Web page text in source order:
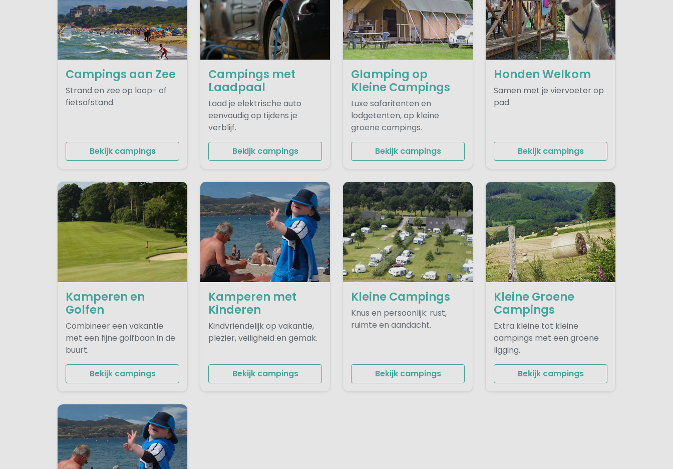
Campings aan Zee
Strand en zee op loop- of
fietsafstand.
Bekijk campings
Campings met
Laadpaal
Laad je elektrische auto
eenvoudig op tijdens je
verblijf.
Bekijk campings
Glamping op
Kleine Campings
Luxe safaritenten en
lodgetenten, op kleine
groene campings.
Bekijk campings
Honden Welkom
Samen met je viervoeter op
pad.
Bekijk campings
Kamperen en
Golfen
Combineer een vakantie
met een fijne golfbaan in de
buurt.
Bekijk campings
Kamperen met
Kinderen
Kindvriendelijk op vakantie,
plezier, veiligheid en gemak.
Bekijk campings
Kleine Campings
Knus en persoonlijk: rust,
ruimte en aandacht.
Bekijk campings
Kleine Groene
Campings
Extra kleine tot kleine
campings met een groene
ligging.
Bekijk campings